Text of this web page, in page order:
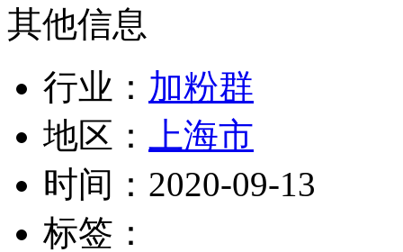
其他信息
行业： 加粉群
地区：
上海市
时间： 2020-09-13
标签：